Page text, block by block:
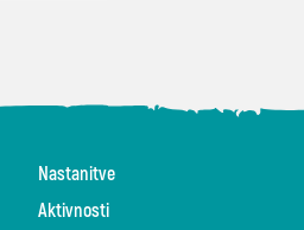
Nastanitve
Aktivnosti